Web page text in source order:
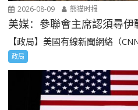
2026-08-09 熊猫时报
美媒：參聯會主席認須尋伊
【政局】美國有線新聞網絡（
政局